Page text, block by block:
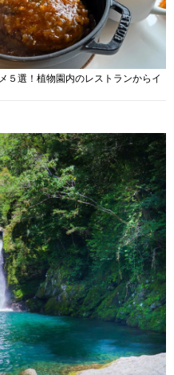
５選！植物園内のレストランからイ